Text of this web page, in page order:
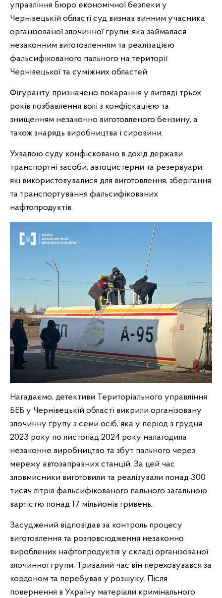
управління Бюро економічної безпеки у
Чернівецькій області суд визнав винним учасника
організованої злочинної групи, яка займалася
незаконним виготовленням та реалізацією
фальсифікованого пального на території
Чернівецької та суміжних областей.
Фігуранту призначено покарання у вигляді трьох
років позбавлення волі з конфіскацією та
знищенням незаконно виготовленого бензину, а
також знарядь виробництва і сировини.
Ухвалою суду конфісковано в дохід держави
транспортні засоби, автоцистерни та резервуари,
які використовувалися для виготовлення, зберігання
та транспортування фальсифікованих
нафтопродуктів.
Нагадаємо, детективи Територіального управління
БЕБ у Чернівецькій області викрили організовану
злочинну групу з семи осіб, яка у період з грудня
2023 року по листопад 2024 року налагодила
незаконне виробництво та збут пального через
мережу автозаправних станцій. За цей час
зловмисники виготовили та реалізували понад 300
тисяч літрів фальсифікованого пального загальною
вартістю понад 17 мільйонів гривень.
Засуджений відповідав за контроль процесу
виготовлення та розповсюдження незаконно
вироблених нафтопродуктів у складі організованої
злочинної групи. Тривалий час він переховувався за
кордоном та перебував у розшуку. Після
повернення в Україну матеріали кримінального